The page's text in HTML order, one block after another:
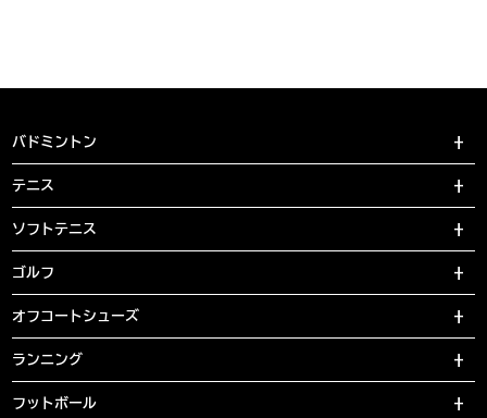
バドミントン
テニス
ソフトテニス
ゴルフ
オフコートシューズ
ランニング
フットボール